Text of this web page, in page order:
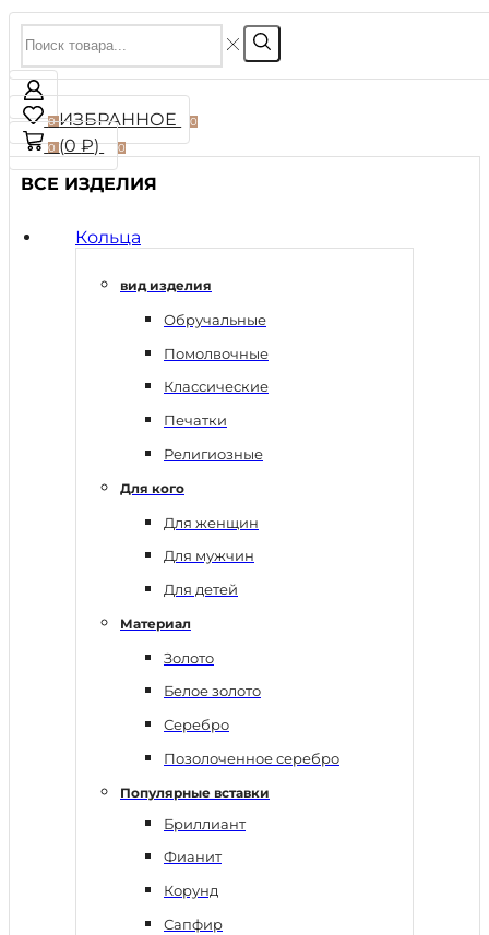
0ИЗБРАННОЕ 0
0(0₽) 0
ВСЕ ИЗДЕЛИЯ
Кольца
вид изделия
Обручальные
Помолвочные
Классические
Печатки
Религиозные
Для кого
Для женщин
Для мужчин
Для детей
Материал
Золото
Белое золото
Серебро
Позолоченное серебро
Популярные вставки
Бриллиант
Фианит
Корунд
Сапфир